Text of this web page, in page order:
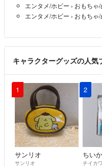
エンタメ/ホビー › おもちゃ
エンタメ/ホビー › おもちゃ
キャラクターグッズの人気
1
サンリオ
サンリオ
2
ちい
チイカワ